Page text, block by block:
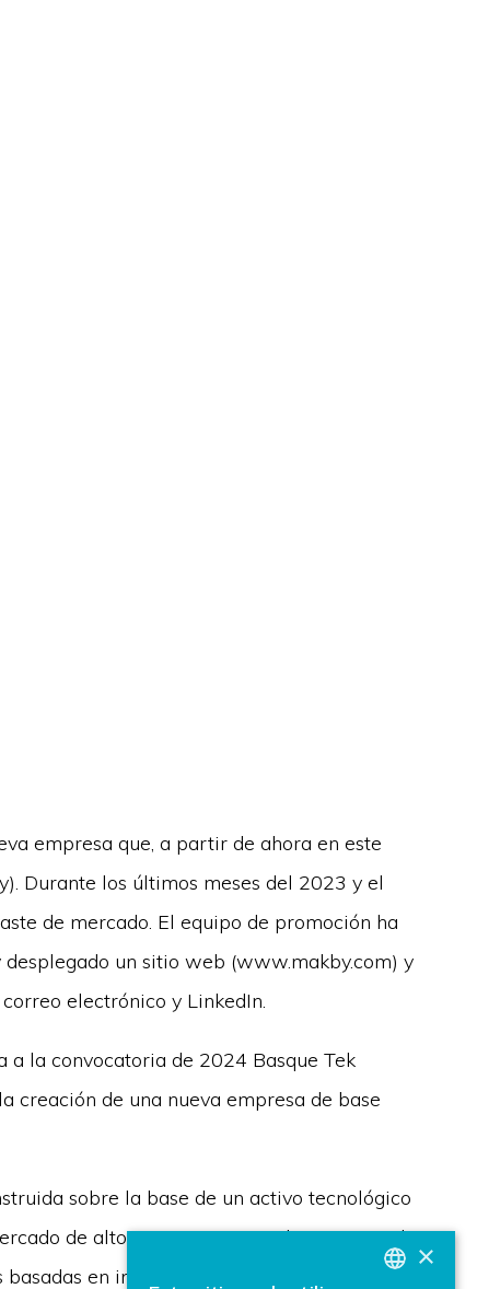
empresa que, a partir de ahora en este
Durante los últimos meses del 2023 y el
de mercado. El equipo de promoción ha
un sitio web (www.makby.com) y
electrónico y LinkedIn.
a la convocatoria de 2024 Basque Tek
creación de una nueva empresa de base
sobre la base de un activo tecnológico
de alto crecimiento, en el que se pueda
en inteligencia artificial para el
×